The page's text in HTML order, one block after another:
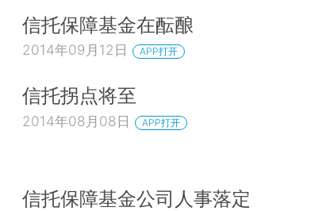
信托保障基金在酝酿
2014年09月12日 APP打开
信托拐点将至
2014年08月08日 APP打开
信托保障基金公司人事落定